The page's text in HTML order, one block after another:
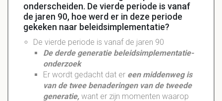
onderscheiden. De vierde periode is vanaf
de jaren 90, hoe werd er in deze periode
gekeken naar beleidsimplementatie?
De vierde periode is vanaf de jaren 90
De derde generatie beleidsimplementatie-
onderzoek
Er wordt gedacht dat er een middenweg is
van de twee benaderingen van de tweede
generatie, want er zijn momenten waarop